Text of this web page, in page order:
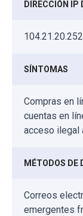
DIRECCIÓN IP
104.21.20.252
SÍNTOMAS
Compras en
cuentas en
acceso ilegal
MÉTODOS DE
Correos
emergentes